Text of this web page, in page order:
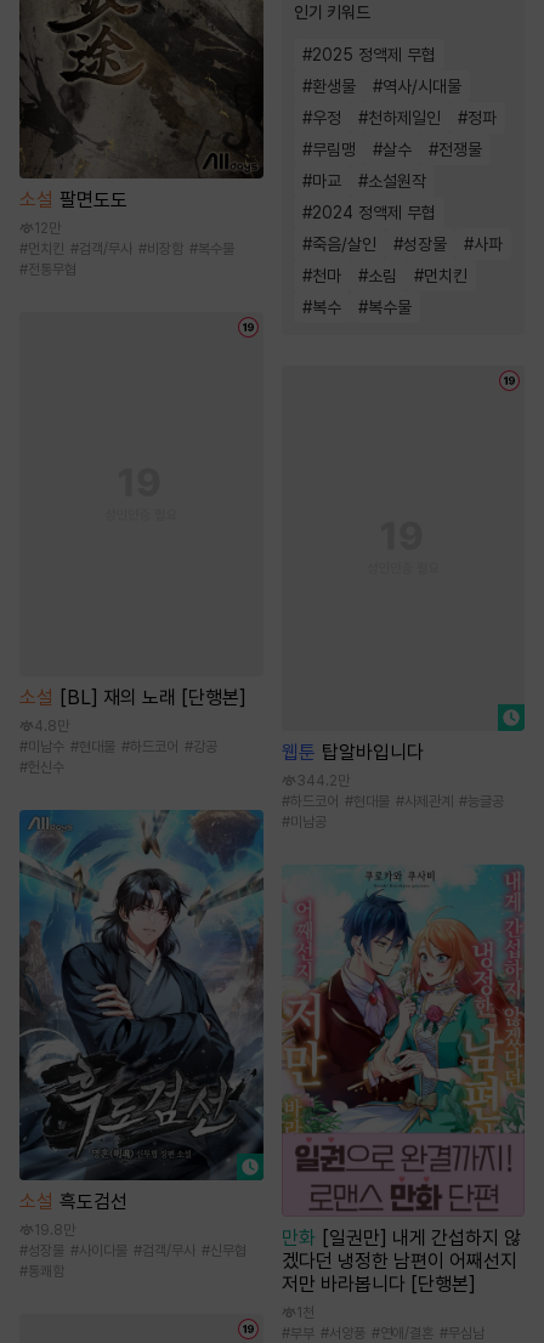
소설 팔면도도
12만
#먼치킨 #검객/무사 #비장함 #복수물
#전통무협
소설 [BL] 재의 노래 [단행본]
4.8만
#미남수 #현대물 #하드코어 #강공
#헌신수
소설 흑도검선
19.8만
#성장물 #사이다물 #검객/무사 #신무협
#통쾌함
인기 키워드
#2025 정액제 무협
#환생물 #역사/시대물
#우정 #천하제일인 #정파
#무림맹 #살수 #전쟁물
#마교 #소설원작
#2024 정액제 무협
#죽음/살인 #성장물 #사파
#천마 #소림 #먼치킨
#복수 #복수물
웹툰 탑알바입니다
344.2만
#하드코어 #현대물 #사제관계 #능글공
#미남공
만화 [일권만] 내게 간섭하지 않
겠다던 냉정한 남편이 어째선지
저만 바라봅니다 [단행본]
1천
#부부 #서양풍 #연애/결혼 #무심남